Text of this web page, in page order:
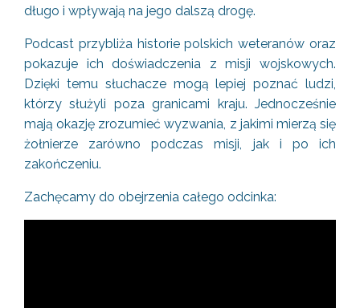
długo i wpływają na jego dalszą drogę.
Podcast przybliża historie polskich weteranów oraz
pokazuje ich doświadczenia z misji wojskowych.
Dzięki temu słuchacze mogą lepiej poznać ludzi,
którzy służyli poza granicami kraju. Jednocześnie
mają okazję zrozumieć wyzwania, z jakimi mierzą się
żołnierze zarówno podczas misji, jak i po ich
zakończeniu.
Zachęcamy do obejrzenia całego odcinka: